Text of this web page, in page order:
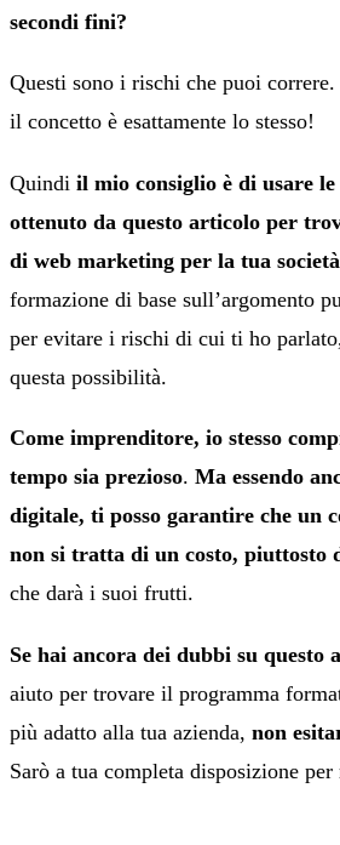
secondi fini?
Questi sono i rischi che puoi
il concetto è esattamente lo stesso!
Quindi il mio consiglio è di usare le
ottenuto da questo articolo per
di web marketing per la tua
formazione di base sull’argomento
per evitare i rischi di cui ti ho
questa possibilità.
Come imprenditore, io stesso
tempo sia prezioso. Ma essendo
digitale, ti posso garantire che un
non si tratta di un costo, piuttosto
che darà i suoi frutti.
Se hai ancora dei dubbi su questo
aiuto per trovare il programma
più adatto alla tua azienda, non
Sarò a tua completa disposizione